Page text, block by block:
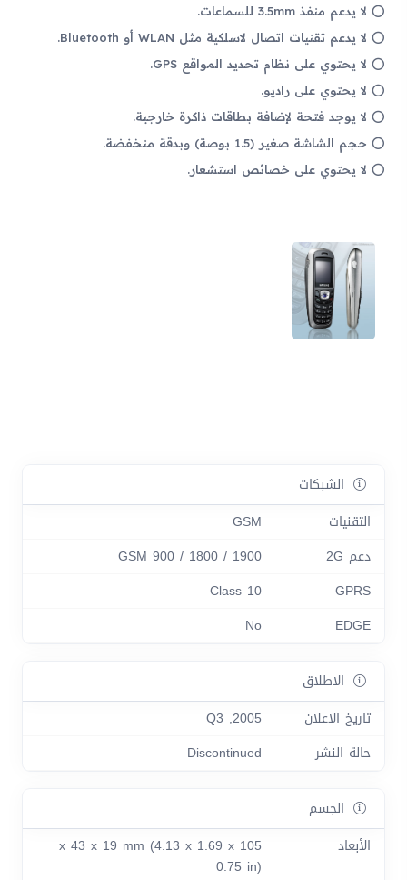
لا يدعم منفذ 3.5mm للسماعات.
لا يدعم تقنيات اتصال لاسلكية مثل WLAN أو Bluetooth.
لا يحتوي على نظام تحديد المواقع GPS.
لا يحتوي على راديو.
لا يوجد فتحة لإضافة بطاقات ذاكرة خارجية.
حجم الشاشة صغير (1.5 بوصة) وبدقة منخفضة.
لا يحتوي على خصائص استشعار.
الشبكات
التقنيات
GSM
دعم 2G
GSM 900 / 1800 / 1900
GPRS
Class 10
EDGE
No
الاطلاق
تاريخ الاعلان
2005, Q3
حالة النشر
Discontinued
الجسم
الأبعاد
105 x 43 x 19 mm (4.13 x 1.69 x
0.75 in)